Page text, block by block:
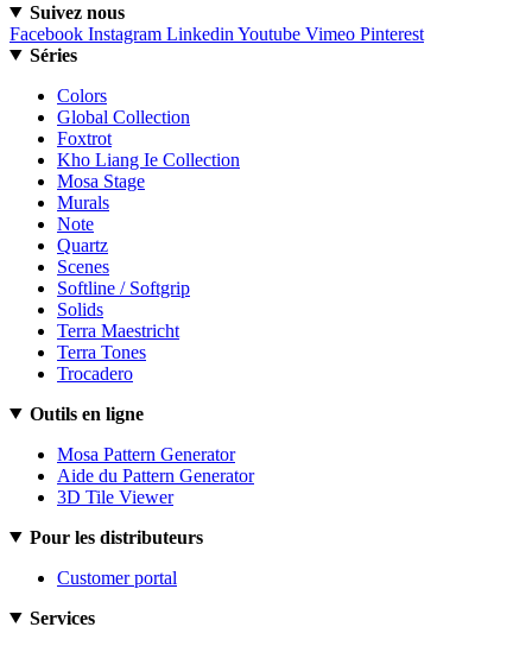
Suivez nous
Facebook Instagram Linkedin Youtube Vimeo Pinterest
Séries
Colors
Global Collection
Foxtrot
Kho Liang Ie Collection
Mosa Stage
Murals
Note
Quartz
Scenes
Softline / Softgrip
Solids
Terra Maestricht
Terra Tones
Trocadero
Outils en ligne
Mosa Pattern Generator
Aide du Pattern Generator
3D Tile Viewer
Pour les distributeurs
Customer portal
Services